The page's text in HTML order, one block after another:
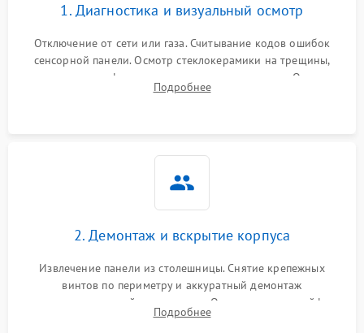
1. Диагностика и визуальный осмотр
Отключение от сети или газа. Считывание кодов ошибок
сенсорной панели. Осмотр стеклокерамики на трещины,
проверка конфорок на равномерность нагрева. Опрос
клиента о симптомах (не включается, не видит посуду,
Подробнее
2. Демонтаж и вскрытие корпуса
Извлечение панели из столешницы. Снятие крепежных
винтов по периметру и аккуратный демонтаж
стеклокерамической поверхности. Отсоединение шлейфов
сенсорного блока для доступа к силовым платам, катушкам
Подробнее